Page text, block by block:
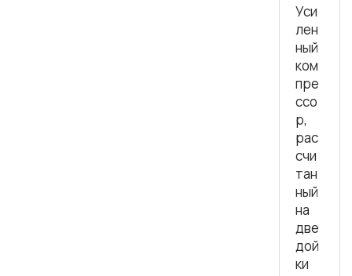
Уси
лен
ный
ком
пре
ссо
р,
рас
счи
тан
ный
на
две
дой
ки